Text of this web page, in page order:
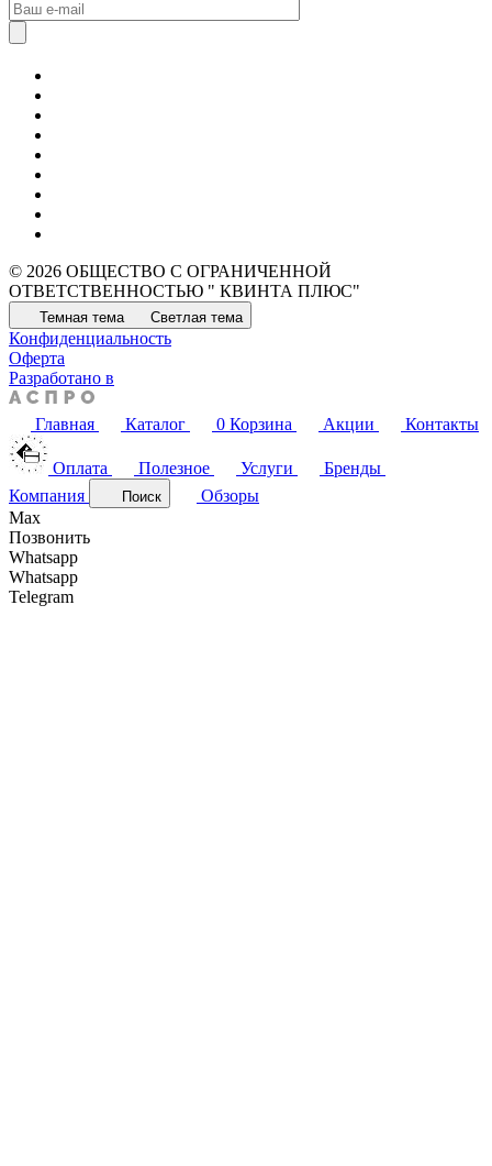
© 2026 ОБЩЕСТВО С ОГРАНИЧЕННОЙ
ОТВЕТСТВЕННОСТЬЮ " КВИНТА ПЛЮС"
Темная тема Светлая тема
Конфиденциальность
Оферта
Разработано в
Главная Каталог 0 Корзина Акции Контакты
Оплата Полезное Услуги
Бренды
Компания
Поиск
Обзоры
Max
Позвонить
Whatsapp
Whatsapp
Telegram